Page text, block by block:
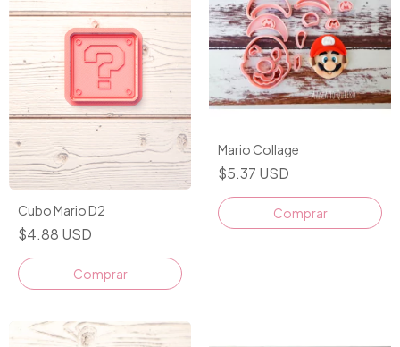
Cubo Mario D2
$4.88 USD
Comprar
Mario Collage
$5.37 USD